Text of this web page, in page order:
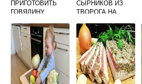
ПРИГОТОВИТЬ
ГОВЯДИНУ
ДИЕТИЧЕСКИ
СЫРНИКОВ ИЗ
ТВОРОГА НА
ПЫШНЫЕ И
ВКУСНЫЕ